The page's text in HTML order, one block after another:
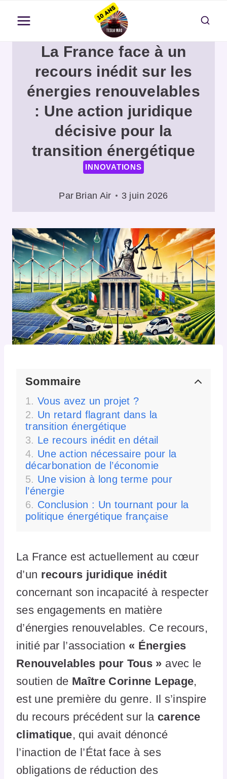
contenuLa France face à un
recours inédit sur les
énergies renouvelables
: Une action juridique
décisive pour la
transition énergétique
INNOVATIONS
Par Brian Air 3 juin 2026
Sommaire
Vous avez un projet ?
Un retard flagrant dans la
transition énergétique
Le recours inédit en détail
Une action nécessaire pour la
décarbonation de l’économie
Une vision à long terme pour
l’énergie
Conclusion : Un tournant pour la
politique énergétique française
La France est actuellement au cœur
d’un recours juridique inédit
concernant son incapacité à respecter
ses engagements en matière
d’énergies renouvelables. Ce recours,
initié par l’association « Énergies
Renouvelables pour Tous » avec le
soutien de Maître Corinne Lepage,
est une première du genre. Il s’inspire
du recours précédent sur la carence
climatique, qui avait dénoncé
l’inaction de l’État face à ses
obligations de réduction des